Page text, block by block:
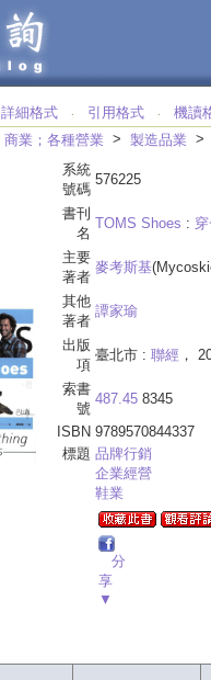
詳細格式 ‧ 引用格式 ‧
機讀
商業；各種營業 > 製造品業
系統
號碼
576225
書刊
名
TOMS Shoes :
主要
著者
麥考斯基
其他
著者
譚家瑜
出版
項
臺北市 : 聯經 ，
索書
號
487.45 8345
ISBN 9789570844337
標題 品牌行銷
企業經營
鞋業
分
享
▼